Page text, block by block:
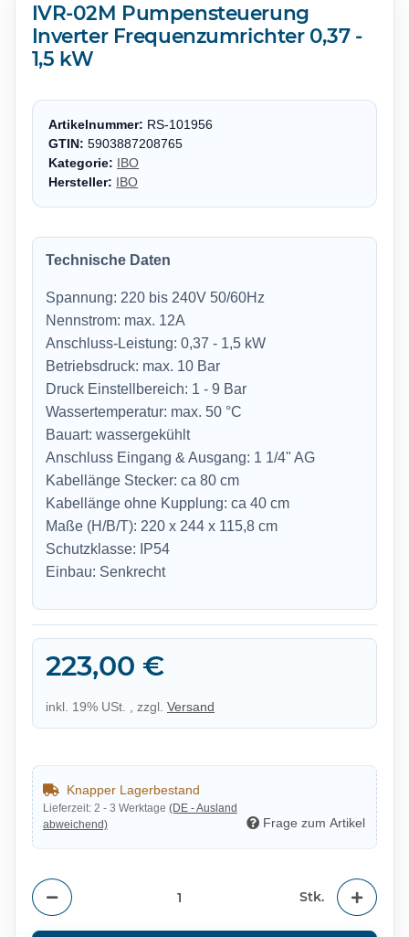
IVR-02M Pumpensteuerung
Inverter Frequenzumrichter 0,37 -
1,5 kW
Artikelnummer: RS-101956
GTIN: 5903887208765
Kategorie: IBO
Hersteller: IBO
Technische Daten
Spannung: 220 bis 240V 50/60Hz
Nennstrom: max. 12A
Anschluss-Leistung: 0,37 - 1,5 kW
Betriebsdruck: max. 10 Bar
Druck Einstellbereich: 1 - 9 Bar
Wassertemperatur: max. 50 °C
Bauart: wassergekühlt
Anschluss Eingang & Ausgang: 1 1/4" AG
Kabellänge Stecker: ca 80 cm
Kabellänge ohne Kupplung: ca 40 cm
Maße (H/B/T): 220 x 244 x 115,8 cm
Schutzklasse: IP54
Einbau: Senkrecht
223,00 €
inkl. 19% USt. , zzgl. Versand
Knapper Lagerbestand
Lieferzeit: 2 - 3 Werktage (DE - Ausland
abweichend)
Frage zum Artikel
Stk.